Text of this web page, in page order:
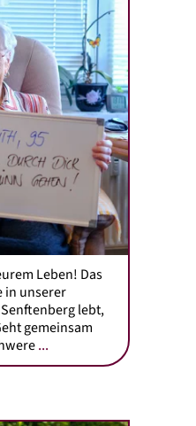
Das rät Ruth, die in
Senftenberg lebt, den
durch schwere Zeiten und
lautet ihr Rezept für eine
Ruth mit ihrem Ehemann
und Leid geteilt. Besonders
ihren "guten Sohn", der
...
Leben! Das
in unserer
lebt,
gemeinsam
...